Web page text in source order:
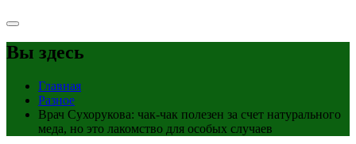
Вы здесь
Главная
Разное
Врач Сухорукова: чак-чак полезен за счет натурального
меда, но это лакомство для особых случаев